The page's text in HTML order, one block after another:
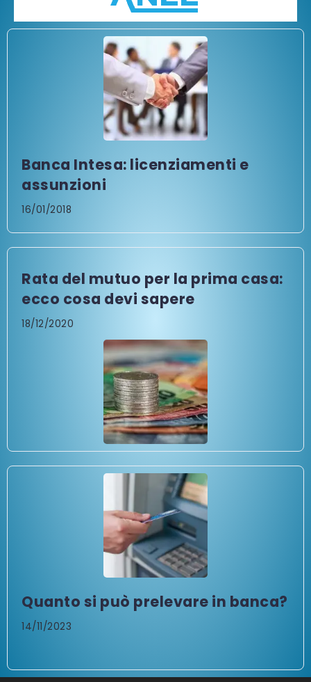
Banca Intesa: licenziamenti e
assunzioni
16/01/2018
Rata del mutuo per la prima casa:
ecco cosa devi sapere
18/12/2020
Quanto si può prelevare in banca?
14/11/2023